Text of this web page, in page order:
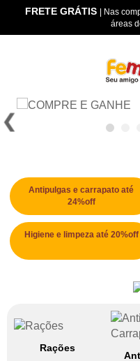
FRETE GRÁTIS | Nas
áreas
Antipulgas e carrapato até
24%off
Higiene e limpeza até 20%off
Rações